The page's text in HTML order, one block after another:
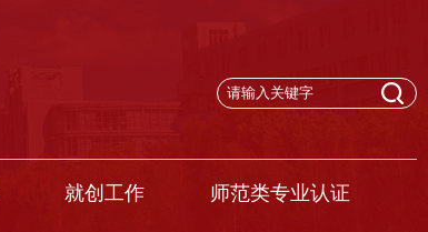
就创工作 师范类专业认证